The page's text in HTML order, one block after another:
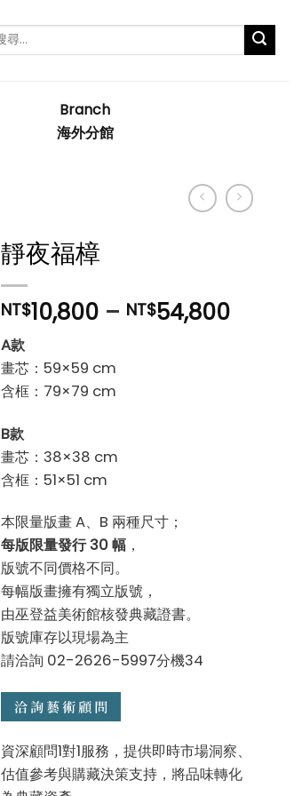
Branch
海外分館
靜夜福樟
NT$10,800– NT$54,800
A款
畫芯：59×59 cm
含框：79×79 cm
B款
畫芯：38×38 cm
含框：51×51 cm
本限量版畫 A、B 兩種尺寸；
每版限量發行 30 幅，
版號不同價格不同。
每幅版畫擁有獨立版號，
由巫登益美術館核發典藏證書。
版號庫存以現場為主
請洽詢 02-2626-5997分機34
資深顧問1對1服務，提供即時市場洞察、
估值參考與購藏決策支持，將品味轉化